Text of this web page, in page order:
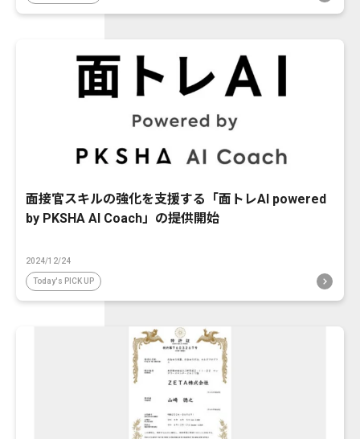
面接官スキルの強化を支援する「面トレAI powered
by PKSHA AI Coach」の提供開始
2024/12/24
Today's PICK UP